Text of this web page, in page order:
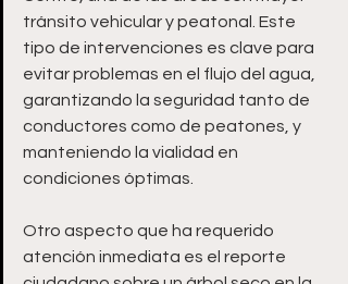
tránsito vehicular y peatonal. Este
tipo de intervenciones es clave para
evitar problemas en el flujo del agua,
garantizando la seguridad tanto de
conductores como de peatones, y
manteniendo la vialidad en
condiciones óptimas.
Otro aspecto que ha requerido
atención inmediata es el reporte